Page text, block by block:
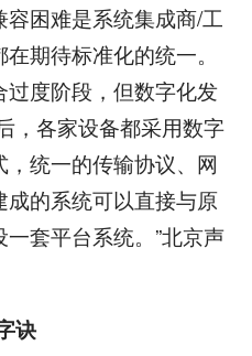
困难是系统集成商/工
期待标准化的统一。
度阶段，但数字化发
，各家设备都采用数字
统一的传输协议、网
的系统可以直接与原
套平台系统。”北京声
诀